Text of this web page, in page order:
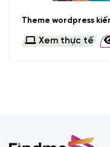
Theme wordpress
Xem thực tế